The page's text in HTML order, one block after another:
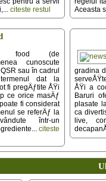
citeste restul
Aceasta
food (de
cunoscute
sau în cadrul
dat la
fi pregÄƒtite ÅŸi
ce orice masÄƒ
fi considerat
se referÄƒ la
într-un
citeste
gradina
ÅŸi a
Baruri
plasate
ca
live,